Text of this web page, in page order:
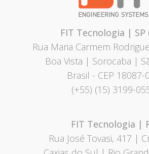
FIT Tecnologia | SP
Rua Maria Carmem
Boa Vista | Sorocaba |
Brasil - CEP 18087-
(+55) (15) 3199-
FIT Tecnologia |
Rua José Tovasi, 417 |